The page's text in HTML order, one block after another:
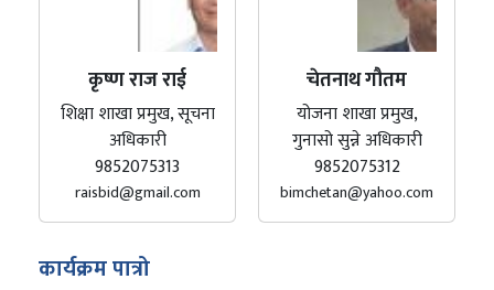
कृष्ण राज राई
शिक्षा शाखा प्रमुख, सूचना
अधिकारी
9852075313
raisbid@gmail.com
चेतनाथ गौतम
योजना शाखा प्रमुख,
गुनासो सुन्ने अधिकारी
9852075312
bimchetan@yahoo.com
कार्यक्रम पात्रो